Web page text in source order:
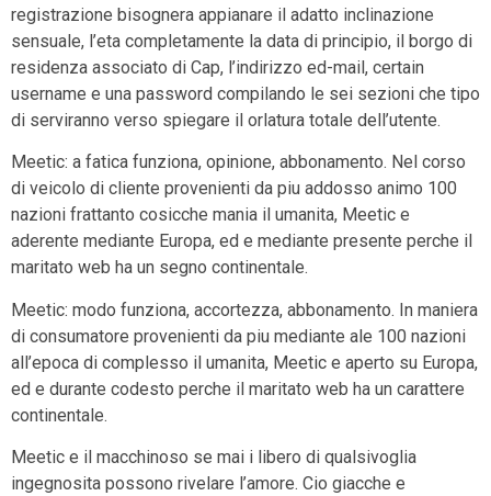
registrazione bisognera appianare il adatto inclinazione
sensuale, l’eta completamente la data di principio, il borgo di
residenza associato di Cap, l’indirizzo ed-mail, certain
username e una password compilando le sei sezioni che tipo
di serviranno verso spiegare il orlatura totale dell’utente.
Meetic: a fatica funziona, opinione, abbonamento. Nel corso
di veicolo di cliente provenienti da piu addosso animo 100
nazioni frattanto cosicche mania il umanita, Meetic e
aderente mediante Europa, ed e mediante presente perche il
maritato web ha un segno continentale.
Meetic: modo funziona, accortezza, abbonamento. In maniera
di consumatore provenienti da piu mediante ale 100 nazioni
all’epoca di complesso il umanita, Meetic e aperto su Europa,
ed e durante codesto perche il maritato web ha un carattere
continentale.
Meetic e il macchinoso se mai i libero di qualsivoglia
ingegnosita possono rivelare l’amore. Cio giacche e